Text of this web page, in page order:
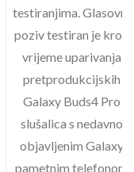
testiranjima. Glasovni
poziv testiran je kroz
vrijeme uparivanja
pretprodukcijskih
Galaxy Buds4 Pro
slušalica s nedavno
objavljenim Galaxy
pametnim telefonom